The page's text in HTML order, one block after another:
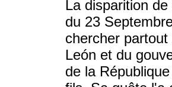
La disparition
du 23
chercher
León et du
de la